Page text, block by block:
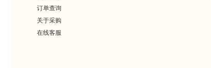
订单查询
关于采购
在线客服